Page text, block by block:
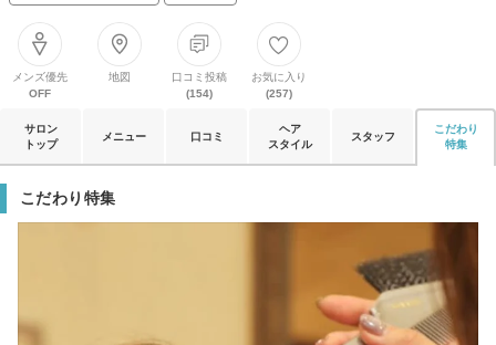
メンズ優先
OFF
地図
口コミ投稿
(154)
お気に入り
(257)
サロン
トップ
メニュー 口コミ
ヘア
スタイル
スタッフ
こだわり
特集
こだわり特集